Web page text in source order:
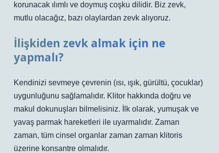
korunacak ılımlı ve doymuş coşku dilidir. Biz zevk,
mutlu olacağız, bazı olaylardan zevk alıyoruz.
İlişkiden zevk almak için ne
yapmalı?
Kendinizi sevmeye çevrenin (ısı, ışık, gürültü, çocuklar)
uygunluğunu sağlamalıdır. Klitor hakkında doğru ve
makul dokunuşları bilmelisiniz. İlk olarak, yumuşak ve
yavaş parmak hareketleri ile uyarmalıdır. Zaman
zaman, tüm cinsel organlar zaman zaman klitoris
üzerine konsantre olmalıdır.